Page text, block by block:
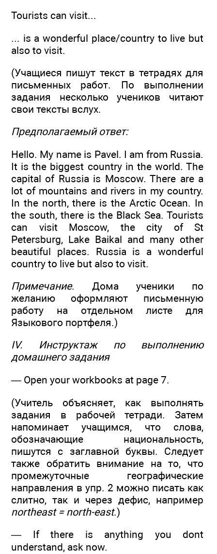
Tourists can visit...
... is a wonderful place/country to live but
also to visit.
(Учащиеся пишут текст в тетрадях для
письменных работ. По выполнении
задания несколько учеников читают
свои тексты вслух.
Предполагаемый ответ:
Hello. Му name is Pavel. I am from Russia.
It is the biggest country in the world. The
capital of Russia is Moscow. There are a
lot of mountains and rivers in my country.
In the north, there is the Arctic Ocean. In
the south, there is the Black Sea. Tourists
can visit Moscow, the city of St
Petersburg, Lake Baikal and many other
beautiful places. Russia is a wonderful
country to live but also to visit.
Примечание. Дома ученики по
желанию оформляют письменную
работу на отдельном листе для
Языкового портфеля.)
IV. Инструктаж по выполнению
домашнего задания
— Open your workbooks at page 7.
(Учитель объясняет, как выполнять
задания в рабочей тетради. Затем
напоминает учащимся, что слова,
обозначающие национальность,
пишутся с заглавной буквы. Следует
также обратить внимание на то, что
промежуточные географические
направления в упр. 2 можно писать как
слитно, так и через дефис, например
northeast = north-east.)
— If there is anything you dont
understand, ask now.